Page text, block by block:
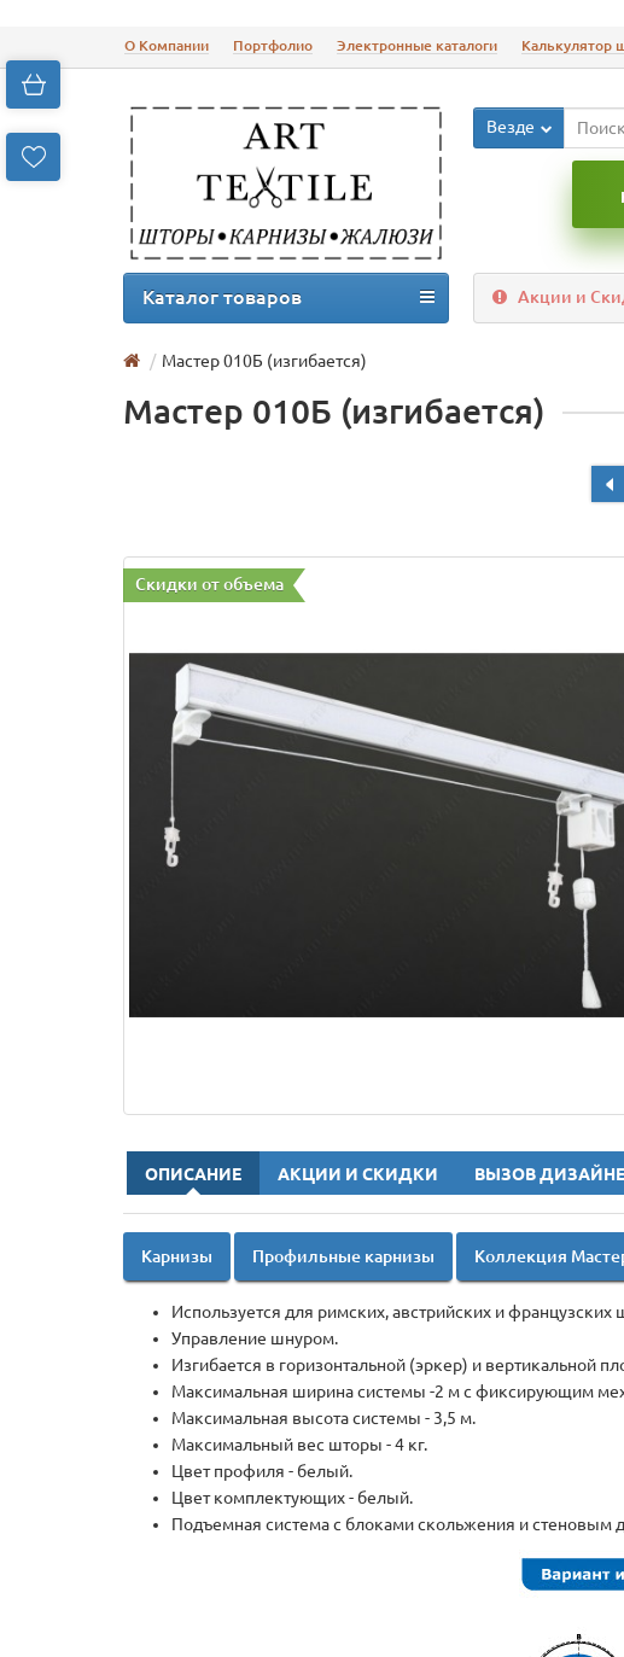
О Компании Портфолио Электронные каталоги Калькулятор
Везде
Акции и
Каталог товаров
Мастер 010Б (изгибается)
Мастер 010Б (изгибается)
Скидки от объема
ОПИСАНИЕ АКЦИИ И СКИДКИ ВЫЗОВ
Карнизы Профильные карнизы Коллекция
Используется для римских, австрийских и французских
Управление шнуром.
Изгибается в горизонтальной (эркер) и вертикальной
Максимальная ширина системы -2 м с фиксирующим
Максимальная высота системы - 3,5 м.
Максимальный вес шторы - 4 кг.
Цвет профиля - белый.
Цвет комплектующих - белый.
Подъемная система с блоками скольжения и стеновым